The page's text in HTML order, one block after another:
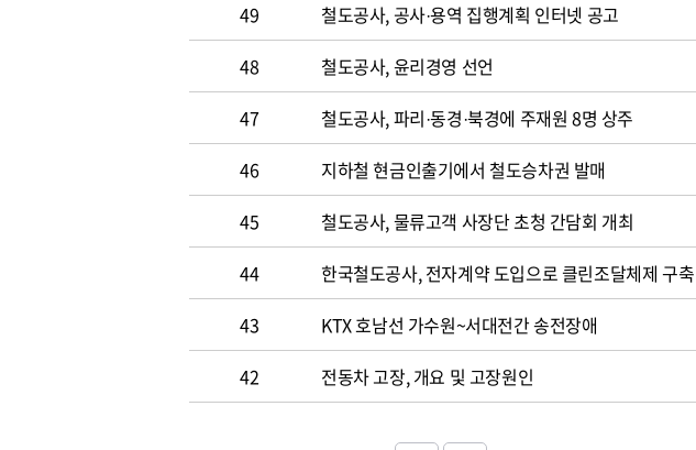
49
철도공사, 공사·용역 집행계획 인터넷 공고
48
철도공사, 윤리경영 선언
47
철도공사, 파리·동경·북경에 주재원 8명 상주
46
지하철 현금인출기에서 철도승차권 발매
45
철도공사, 물류고객 사장단 초청 간담회 개최
44
한국철도공사, 전자계약 도입으로 클린조달체제 구축
43
KTX 호남선 가수원~서대전간 송전장애
42
전동차 고장, 개요 및 고장원인